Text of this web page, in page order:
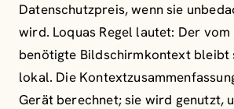
Datenschutzpreis, wenn sie
wird. Loquas Regel lautet: Der vom
benötigte Bildschirmkontext bleibt
lokal. Die
Gerät berechnet; sie wird genutzt,